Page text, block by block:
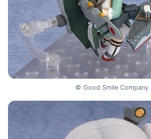
© Good Smile Company